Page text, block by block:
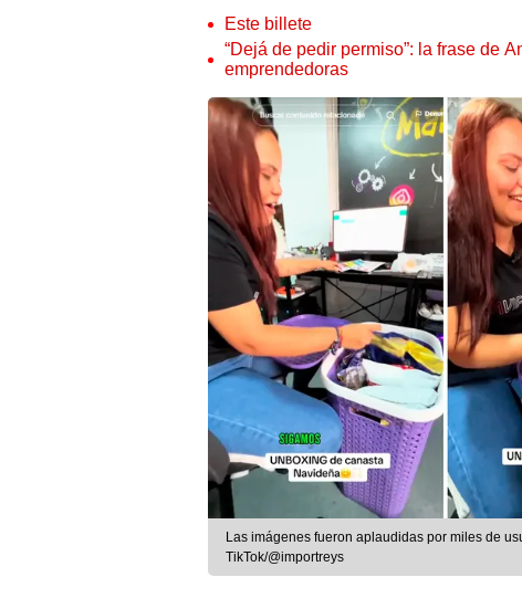
Este billete
“Dejá de pedir permiso”: la frase de
emprendedoras
Las imágenes fueron aplaudidas por miles de
TikTok/@importreys